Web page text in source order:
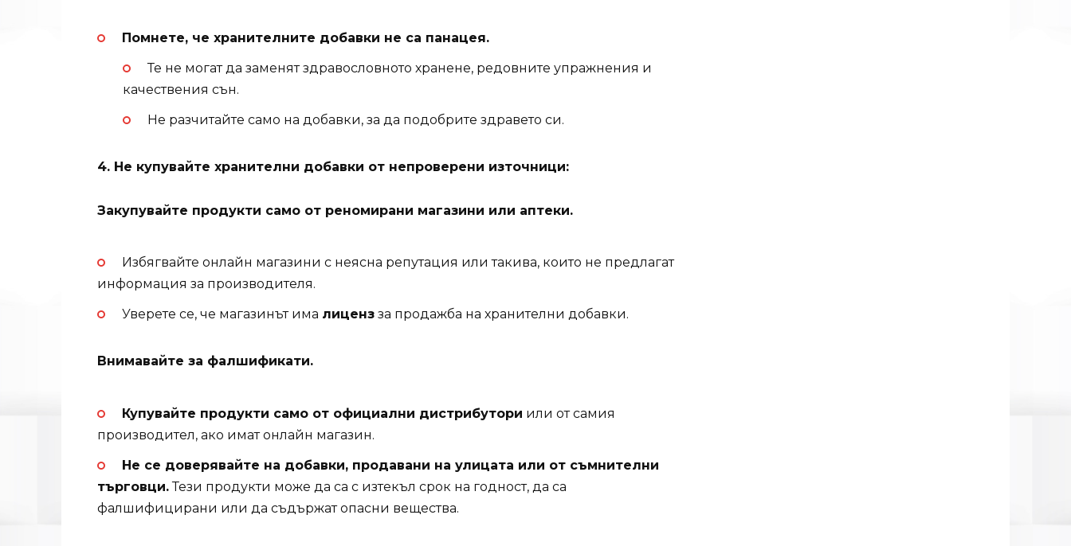
Помнете, че хранителните добавки не са панацея.
Те не могат да заменят здравословното хранене, редовните упражнения и
качествения сън.
Не разчитайте само на добавки, за да подобрите здравето си.
4. Не купувайте хранителни добавки от непроверени източници:
Закупувайте продукти само от реномирани магазини или аптеки.
Избягвайте онлайн магазини с неясна репутация или такива, които не предлагат
информация за производителя.
Уверете се, че магазинът има лицензза продажба на хранителни добавки.
Внимавайте за фалшификати.
Купувайте продукти само от официални дистрибутори или от самия
производител, ако имат онлайн магазин.
Не се доверявайте на добавки, продавани на улицата или от съмнителни
търговци.Тези продукти може да са с изтекъл срок на годност, да са
фалшифицирани или да съдържат опасни вещества.